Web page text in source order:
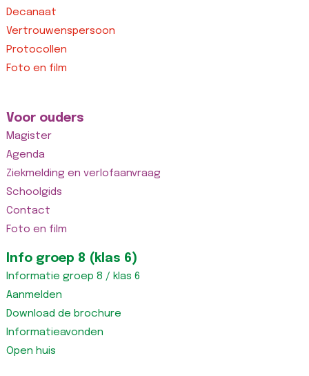
Decanaat
Vertrouwenspersoon
Protocollen
Foto en film
Voor ouders
Magister
Agenda
Ziekmelding en verlofaanvraag
Schoolgids
Contact
Foto en film
Info groep 8 (klas 6)
Informatie groep 8 / klas 6
Aanmelden
Download de brochure
Informatieavonden
Open huis